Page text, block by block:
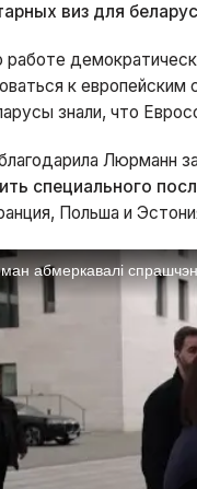
виз для
работе
к
знали, что
Люрманн
специального
Польша и